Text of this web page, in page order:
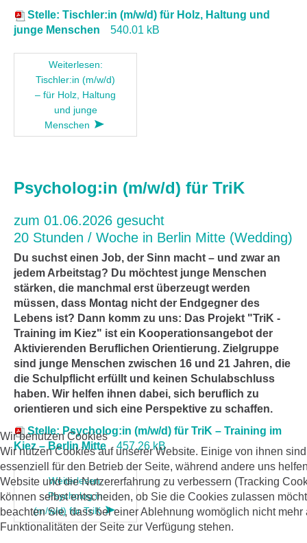
Stelle: Tischler:in (m/w/d) für Holz, Haltung und
junge Menschen
540.01 kB
Weiterlesen:
Tischler:in (m/w/d)
– für Holz, Haltung
und junge
Menschen
Psycholog:in (m/w/d) für TriK
zum 01.06.2026 gesucht
20 Stunden / Woche in Berlin Mitte (Wedding)
Du suchst einen Job, der Sinn macht – und zwar an
jedem Arbeitstag? Du möchtest junge Menschen
stärken, die manchmal erst überzeugt werden
müssen, dass Montag nicht der Endgegner des
Lebens ist? Dann komm zu uns: Das Projekt "TriK -
Training im Kiez" ist ein Kooperationsangebot der
Aktivierenden Beruflichen Orientierung. Zielgruppe
sind junge Menschen zwischen 16 und 21 Jahren, die
die Schulpflicht erfüllt und keinen Schulabschluss
haben. Wir helfen ihnen dabei, sich beruflich zu
orientieren und sich eine Perspektive zu schaffen.
Stelle: Psycholog:in (m/w/d) für TriK – Training im
Kiez – Berlin Mitte
457.26 kB
Weiterlesen:
Psycholog:in
(m/w/d) für TriK
Wir benutzen Cookies
Wir nutzen Cookies auf unserer Website. Einige von ihnen sind
essenziell für den Betrieb der Seite, während andere uns
Website und die Nutzererfahrung zu verbessern (Tracking
können selbst entscheiden, ob Sie die Cookies zulassen
beachten Sie, dass bei einer Ablehnung womöglich nicht mehr
Funktionalitäten der Seite zur Verfügung stehen.